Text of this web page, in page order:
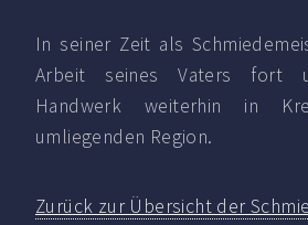
In seiner Zeit als
Arbeit seines Vaters fort
Handwerk weiterhin in
umliegenden Region.
Zurück zur Übersicht der